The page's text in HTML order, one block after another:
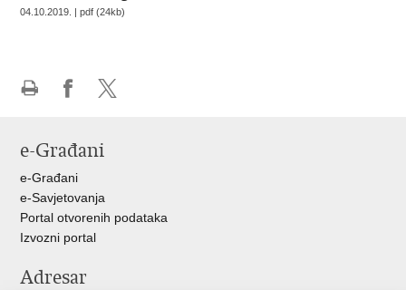
04.10.2019. | pdf (24kb)
Facebooku
X-
e-Građani
e-Građani
e-Savjetovanja
Portal otvorenih podataka
Izvozni portal
Adresar